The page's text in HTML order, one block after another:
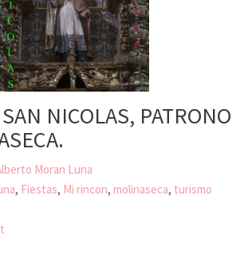
NICOLAS, PATRONO
Moran Luna
, Fiestas, Mi rincon, molinaseca, turismo